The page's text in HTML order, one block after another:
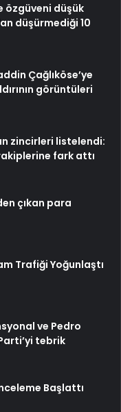
özgüveni düşük
düşürmediği 10
Çağlıköse’ye
görüntüleri
zincirleri listelendi:
fark attı
çıkan para
Trafiği Yoğunlaştı
ve Pedro
tebrik
Başlattı